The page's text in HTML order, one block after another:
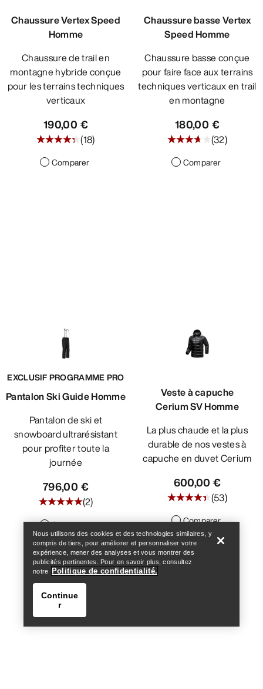
Trouver un magasin
Chaussure Vertex Speed
Homme
Chaussure de trail en
montagne hybride conçue
pour les terrains techniques
verticaux
190,00 €
(18)
Comparer
Chaussure basse Vertex
Speed Homme
Chaussure basse conçue
pour faire face aux terrains
techniques verticaux en trail
en montagne
180,00 €
(32)
Comparer
EXCLUSIF PROGRAMME PRO
Pantalon Ski Guide Homme
Pantalon de ski et
snowboard ultrarésistant
pour profiter toute la
journée
796,00 €
(2)
Comparer
Veste à capuche
Cerium SV Homme
La plus chaude et la plus
durable de nos vestes à
capuche en duvet Cerium
600,00 €
(53)
Comparer
Nous utilisons des cookies et des technologies similaires, y
compris de tiers, pour améliorer et personnaliser votre
expérience, mener des analyses et vous montrer des
publicités pertinentes. Pour en savoir plus, consultez
notre
Politique de confidentialité.
Continue
r